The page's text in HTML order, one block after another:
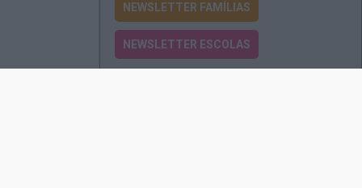
NEWSLETTER FAMÍLIAS
NEWSLETTER ESCOLAS